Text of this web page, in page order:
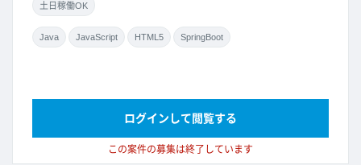
土日稼働OK
Java JavaScript HTML5 SpringBoot
この案件の募集は終了しています
ログインして閲覧する